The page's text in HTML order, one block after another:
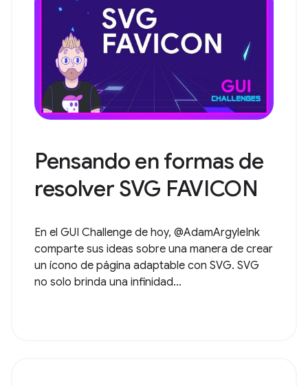
Pensando en formas de
resolver SVG FAVICON
En el GUI Challenge de hoy, @AdamArgyleInk
comparte sus ideas sobre una manera de crear
un ícono de página adaptable con SVG. SVG
no solo brinda una infinidad...